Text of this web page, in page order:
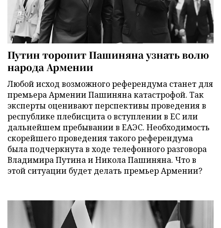
Путин торопит Пашиняна узнать волю
народа Армении
Любой исход возможного референдума станет для
премьера Армении Пашиняна катастрофой. Так
эксперты оценивают перспективы проведения в
республике плебисцита о вступлении в ЕС или
дальнейшем пребывании в ЕАЭС. Необходимость
скорейшего проведения такого референдума
была подчеркнута в ходе телефонного разговора
Владимира Путина и Никола Пашиняна. Что в
этой ситуации будет делать премьер Армении?